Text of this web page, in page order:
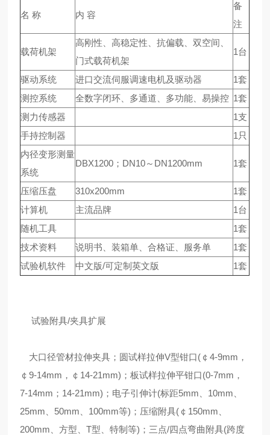
名 称 内 容
备
注
载荷机架
高刚性、高稳定性、抗偏载、双空间、
门式载荷机架
1台
驱动系统 进口交流伺服调速电机及驱动器
1套
测控系统
全数字闭环、多通道、多功能、易操控 1套
测力传感器
1支
手持控制器
1只
内径变形测量
系统
DBX1200；DN10～DN1200mm 1套
压缩压盘 310x200mm
1套
计算机
主流品牌
1台
随机工具
1套
技术资料
说明书、装箱单、合格证、服务单
1套
试验机软件
中文版/可定制英文版 1套
试验附具/夹具扩展
大口径管材拉伸夹具；圆试样拉伸V型钳口(￠4-9mm，
￠9-14mm，￠14-21mm)；板试样拉伸平钳口(0-7mm，
7-14mm；14-21mm)；电子引伸计(标距5mm、10mm、
25mm、50mm、100mm等)；压缩附具(￠150mm、
200mm、方型、T型、特制等)；三点/四点弯曲附具(跨度